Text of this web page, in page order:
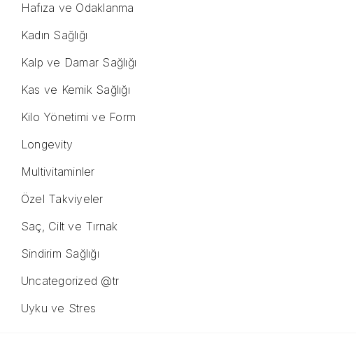
Hafıza ve Odaklanma
Kadın Sağlığı
Kalp ve Damar Sağlığı
Kas ve Kemik Sağlığı
Kilo Yönetimi ve Form
Longevity
Multivitaminler
Özel Takviyeler
Saç, Cilt ve Tırnak
Sindirim Sağlığı
Uncategorized @tr
Uyku ve Stres